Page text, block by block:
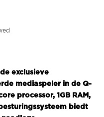
exclusieve
mediaspeler in de Q-
processor, 1GB RAM,
biedt